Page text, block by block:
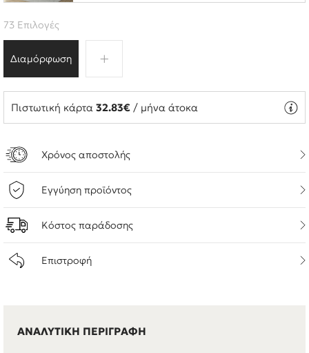
Διαμόρφωση
73 Επιλογές
Πιστωτική κάρτα 32.83€ / μήνα άτοκα
Χρόνος αποστολής
Εγγύηση προϊόντος
Κόστος παράδοσης
Επιστροφή
ΑΝΑΛΥΤΙΚΗ ΠΕΡΙΓΡΑΦΗ